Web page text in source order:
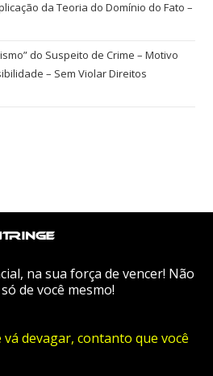
da Teoria do Domínio do Fato –
do Suspeito de Crime – Motivo
– Sem Violar Direitos
na sua força de vencer! Não
de você mesmo!
devagar, contanto que você